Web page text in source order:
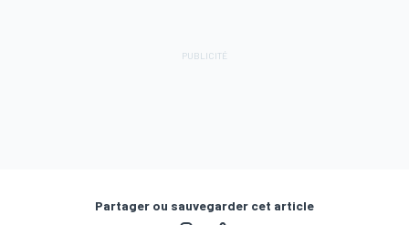
Partager ou sauvegarder cet article